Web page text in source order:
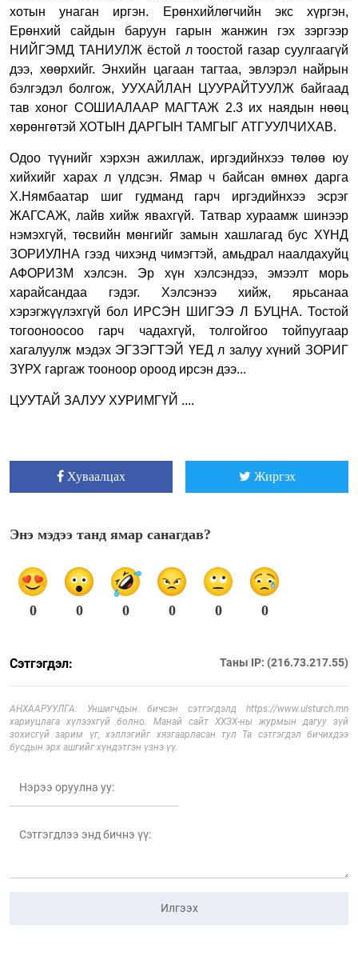
хотын унаган иргэн. Ерөнхийлөгчийн экс хүргэн,
Ерөнхий сайдын баруун гарын жанжин гэх зэргээр
НИЙГЭМД ТАНИУЛЖ ёстой л тоостой газар суулгаагүй
дээ, хөөрхийг. Энхийн цагаан тагтаа, эвлэрэл найрын
бэлгэдэл болгож, УУХАЙЛАН ЦУУРАЙТУУЛЖ байгаад
тав хоног СОШИАЛААР МАГТАЖ 2.3 их наядын нөөц
хөрөнгөтэй ХОТЫН ДАРГЫН ТАМГЫГ АТГУУЛЧИХАВ.
Одоо түүнийг хэрхэн ажиллаж, иргэдийнхээ төлөө юу
хийхийг харах л үлдсэн. Ямар ч байсан өмнөх дарга
Х.Нямбаатар шиг гудманд гарч иргэдийнхээ эсрэг
ЖАГСАЖ, лайв хийж явахгүй. Татвар хураамж шинээр
нэмэхгүй, төсвийн мөнгийг замын хашлагад бус ХҮНД
ЗОРИУЛНА гээд чихэнд чимэгтэй, амьдрал наалдахуйц
АФОРИЗМ хэлсэн. Эр хүн хэлсэндээ, эмээлт морь
харайсандаа гэдэг. Хэлсэнээ хийж, ярьсанаа
хэрэгжүүлэхгүй бол ИРСЭН ШИГЭЭ Л БУЦНА. Тостой
тогооноосоо гарч чадахгүй, толгойгоо тойпуугаар
хагалуулж мэдэх ЭГЗЭГТЭЙ ҮЕД л залуу хүний ЗОРИГ
ЗҮРХ гаргаж тооноор ороод ирсэн дээ...
ЦУУТАЙ ЗАЛУУ ХУРИМГҮЙ ....
Хуваалцах Жиргэх
Энэ мэдээ танд ямар санагдав?
0 0 0 0 0 0
Сэтгэгдэл: Таны IP: (216.73.217.55)
АНХААРУУЛГА: Уншигчдын бичсэн сэтгэгдэлд https://www.ulsturch.mn
хариуцлага хүлээхгүй болно. Манай сайт ХХЗХ-ны журмын дагуу зүй
зохисгүй зарим үг, хэллэгийг хязгаарласан тул Та сэтгэгдэл бичихдээ
бусдын эрх ашгийг хүндэтгэн үзнэ үү.
Илгээх